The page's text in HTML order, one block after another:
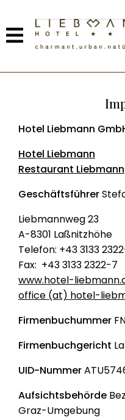
Hotel Liebmann
Hotel Liebmann
Restaurant Liebmann
Geschäftsführer
Liebmannweg 23
A-8301 Laßnitzhöhe
Telefon: +43 3133
Fax: +43 3133 2322-7
www.hotel-
office (at) hotel-
Firmenbuchummer
Firmenbuchgericht
UID-Nummer
Aufsichtsbehörde
Graz-Umgebung